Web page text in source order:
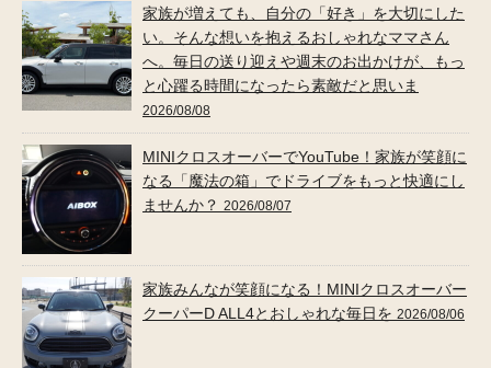
家族が増えても、自分の「好き」を大切にした
い。そんな想いを抱えるおしゃれなママさん
へ。毎日の送り迎えや週末のお出かけが、もっ
と心躍る時間になったら素敵だと思いま
2026/08/08
MINIクロスオーバーでYouTube！家族が笑顔に
なる「魔法の箱」でドライブをもっと快適にし
ませんか？ 2026/08/07
家族みんなが笑顔になる！MINIクロスオーバー
クーパーD ALL4とおしゃれな毎日を 2026/08/06